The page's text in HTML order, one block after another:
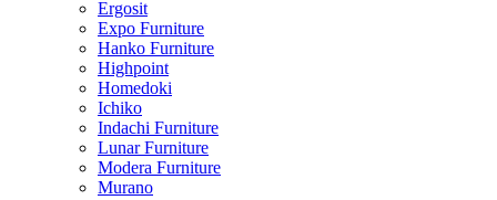
Ergosit
Expo Furniture
Hanko Furniture
Highpoint
Homedoki
Ichiko
Indachi Furniture
Lunar Furniture
Modera Furniture
Murano